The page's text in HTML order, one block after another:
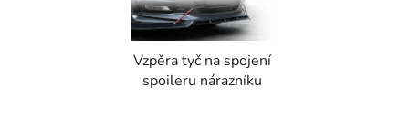
Vzpěra tyč na spojení
spoileru nárazníku